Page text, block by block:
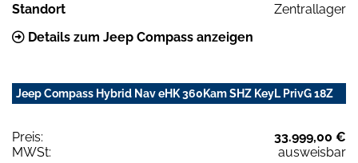
Standort
Zentrallager
Details zum Jeep Compass anzeigen
Jeep Compass Hybrid Nav eHK 360Kam SHZ KeyL PrivG 18Z
Preis:
33.999,00 €
MWSt:
ausweisbar